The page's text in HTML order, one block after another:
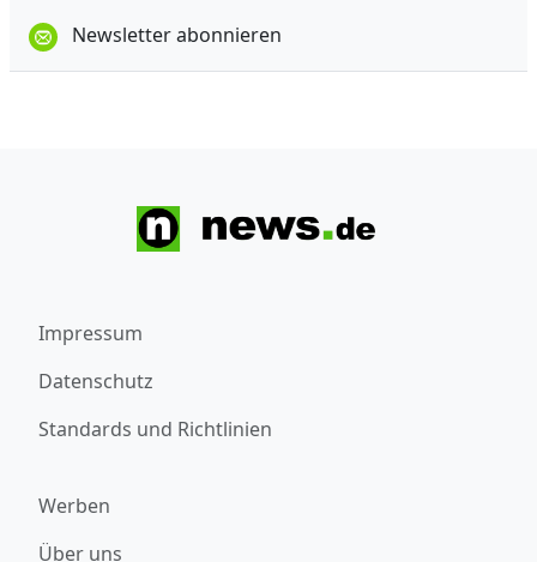
Newsletter abonnieren
Impressum
Datenschutz
Standards und Richtlinien
Werben
Über uns